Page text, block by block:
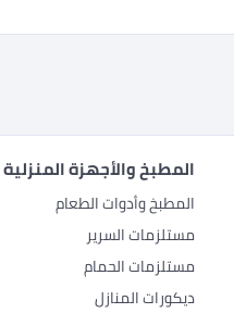
المطبخ والأجهزة المنزلية
المطبخ وأدوات الطعام
مستلزمات السرير
مستلزمات الحمام
ديكورات المنازل